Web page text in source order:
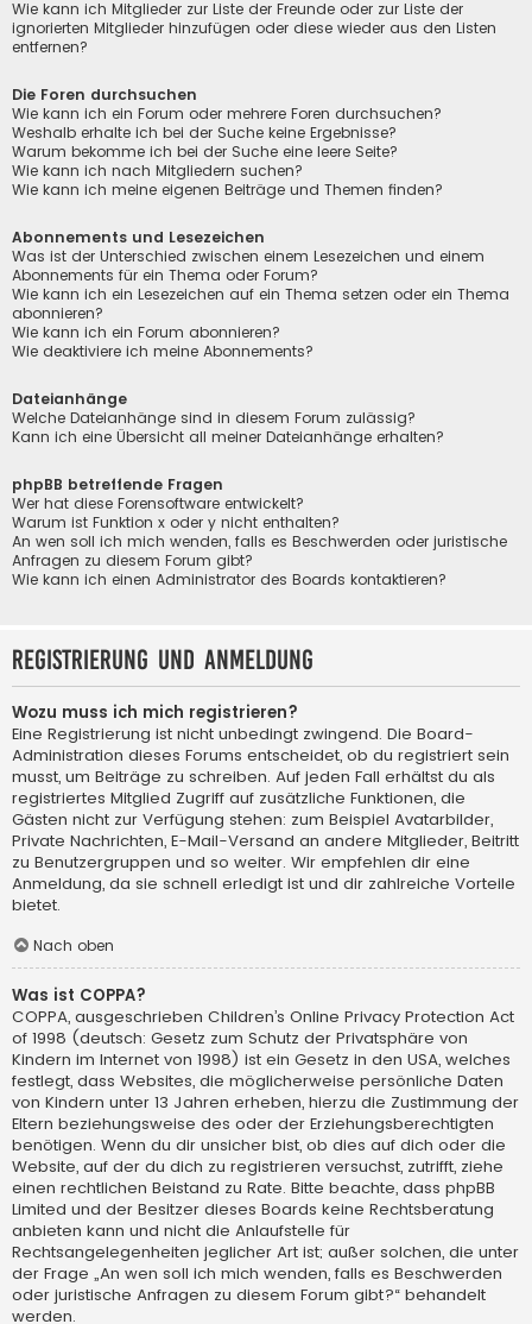
Wie kann ich Mitglieder zur Liste der Freunde oder zur Liste der
ignorierten Mitglieder hinzufügen oder diese wieder aus den Listen
entfernen?
Die Foren durchsuchen
Wie kann ich ein Forum oder mehrere Foren durchsuchen?
Weshalb erhalte ich bei der Suche keine Ergebnisse?
Warum bekomme ich bei der Suche eine leere Seite?
Wie kann ich nach Mitgliedern suchen?
Wie kann ich meine eigenen Beiträge und Themen finden?
Abonnements und Lesezeichen
Was ist der Unterschied zwischen einem Lesezeichen und einem
Abonnements für ein Thema oder Forum?
Wie kann ich ein Lesezeichen auf ein Thema setzen oder ein Thema
abonnieren?
Wie kann ich ein Forum abonnieren?
Wie deaktiviere ich meine Abonnements?
Dateianhänge
Welche Dateianhänge sind in diesem Forum zulässig?
Kann ich eine Übersicht all meiner Dateianhänge erhalten?
phpBB betreffende Fragen
Wer hat diese Forensoftware entwickelt?
Warum ist Funktion x oder y nicht enthalten?
An wen soll ich mich wenden, falls es Beschwerden oder juristische
Anfragen zu diesem Forum gibt?
Wie kann ich einen Administrator des Boards kontaktieren?
Registrierung und Anmeldung
Wozu muss ich mich registrieren?
Eine Registrierung ist nicht unbedingt zwingend. Die Board-
Administration dieses Forums entscheidet, ob du registriert sein
musst, um Beiträge zu schreiben. Auf jeden Fall erhältst du als
registriertes Mitglied Zugriff auf zusätzliche Funktionen, die
Gästen nicht zur Verfügung stehen: zum Beispiel Avatarbilder,
Private Nachrichten, E-Mail-Versand an andere Mitglieder, Beitritt
zu Benutzergruppen und so weiter. Wir empfehlen dir eine
Anmeldung, da sie schnell erledigt ist und dir zahlreiche Vorteile
bietet.
Nach oben
Was ist COPPA?
COPPA, ausgeschrieben Children’s Online Privacy Protection Act
of 1998 (deutsch: Gesetz zum Schutz der Privatsphäre von
Kindern im Internet von 1998) ist ein Gesetz in den USA, welches
festlegt, dass Websites, die möglicherweise persönliche Daten
von Kindern unter 13 Jahren erheben, hierzu die Zustimmung der
Eltern beziehungsweise des oder der Erziehungsberechtigten
benötigen. Wenn du dir unsicher bist, ob dies auf dich oder die
Website, auf der du dich zu registrieren versuchst, zutrifft, ziehe
einen rechtlichen Beistand zu Rate. Bitte beachte, dass phpBB
Limited und der Besitzer dieses Boards keine Rechtsberatung
anbieten kann und nicht die Anlaufstelle für
Rechtsangelegenheiten jeglicher Art ist; außer solchen, die unter
der Frage „An wen soll ich mich wenden, falls es Beschwerden
oder juristische Anfragen zu diesem Forum gibt?“ behandelt
werden.